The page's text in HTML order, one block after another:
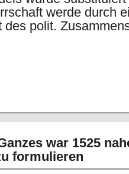
werde durch
des polit.
war 1525
formulieren